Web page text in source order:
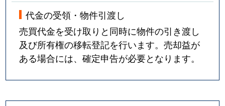
代金の受領・物件引渡し
売買代金を受け取りと同時に物件の引き渡し
及び所有権の移転登記を行います。売却益が
ある場合には、確定申告が必要となります。